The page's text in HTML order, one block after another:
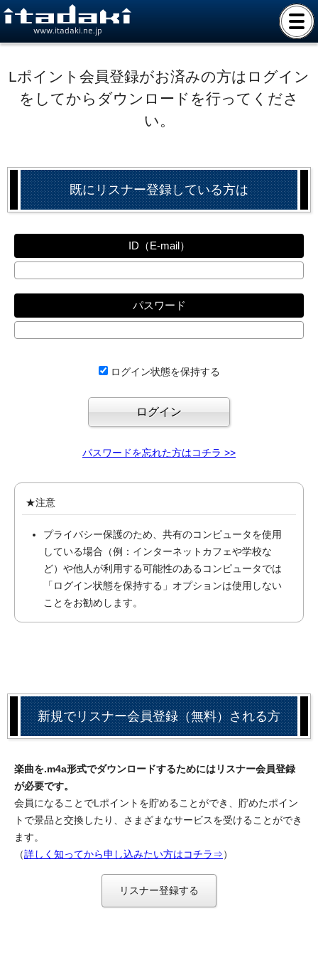
www.itadaki.ne.jp
Lポイント会員登録がお済みの方はログイン
をしてからダウンロードを行ってくださ
い。
既にリスナー登録している方は
ID（E-mail）
パスワード
ログイン状態を保持する
パスワードを忘れた方はコチラ >>
★注意
プライバシー保護のため、共有のコンピュータを使用
している場合（例：インターネットカフェや学校な
ど）や他人が利用する可能性のあるコンピュータでは
「ログイン状態を保持する」オプションは使用しない
ことをお勧めします。
新規でリスナー会員登録（無料）される方
楽曲を.m4a形式でダウンロードするためにはリスナー会員登録
が必要です。
会員になることでLポイントを貯めることができ、貯めたポイン
トで景品と交換したり、さまざまなサービスを受けることができ
ます。
（詳しく知ってから申し込みたい方はコチラ⇒）
リスナー登録する